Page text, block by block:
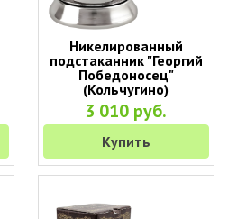
Никелированный
подстаканник "Георгий
Победоносец"
(Кольчугино)
3 010 руб.
Купить